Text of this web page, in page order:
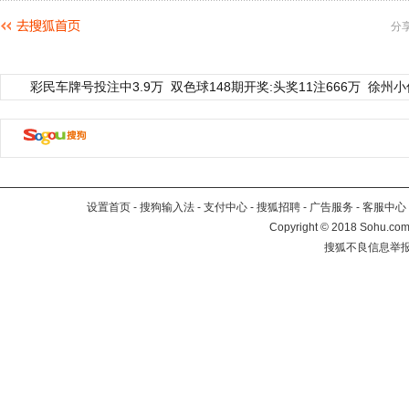
分
彩民车牌号投注中3.9万 双色球148期开奖:头奖11注666万 徐州
设置首页 - 搜狗输入法 - 支付中心 - 搜狐招聘 - 广告服务 - 客服中心
Copyright©2018
搜狐不良信息举